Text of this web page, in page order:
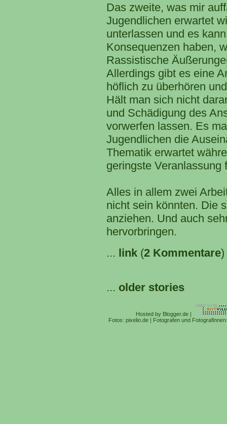
Das zweite, was mir
Jugendlichen erwartet
unterlassen und es
Konsequenzen haben,
Rassistische
Allerdings gibt es eine
höflich zu überhören
Hält man sich nicht
und Schädigung des
vorwerfen lassen. Es
Jugendlichen die
Thematik erwartet
geringste Veranlassung
Alles in allem zwei
nicht sein könnten. Die
anziehen. Und auch
hervorbringen.
... link(2 Kommentare
... older stories
Hosted by Blogger.de |
Fotos: pixelio.de| Fotografen und